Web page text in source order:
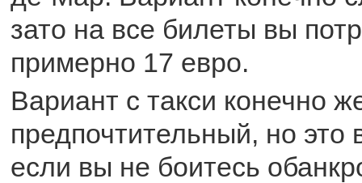
зато на все билеты вы
примерно 17 евро.
Вариант с такси конечно
предпочтительный, но это
если вы не боитесь